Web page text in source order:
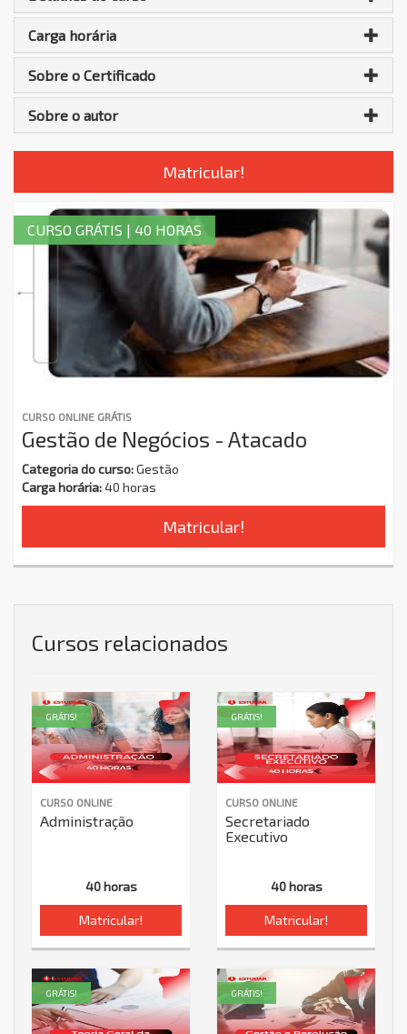
Carga horária
Sobre o Certificado
Sobre o autor
Matricular!
CURSO ONLINE GRÁTIS
Gestão de Negócios - Atacado
Categoria do curso:Gestão
Carga horária:40 horas
Matricular!
CURSO GRÁTIS | 40 HORAS
Cursos relacionados
CURSO ONLINE
Administração
40 horas
Matricular!
GRÁTIS!
CURSO ONLINE
Secretariado
Executivo
40 horas
Matricular!
GRÁTIS!
GRÁTIS! GRÁTIS!